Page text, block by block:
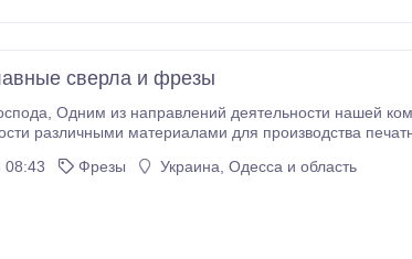
сверла и фрезы
предприятий электронной
различными материалами для производства
при их
08:43 Фрезы Украина, Одесса и область